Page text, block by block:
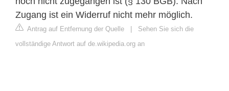
Zugang ist ein Widerruf nicht mehr möglich.
Antrag auf Entfernung der Quelle | Sehen Sie sich die
vollständige Antwort auf de.wikipedia.org an